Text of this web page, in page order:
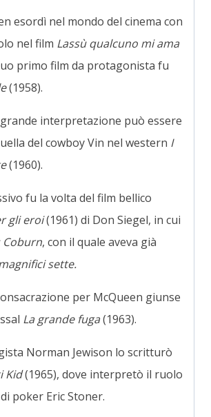
esordì nel mondo del cinema con
nel film Lassù qualcuno mi ama
primo film da protagonista fu
(1958).
interpretazione può essere
del cowboy Vin nel western I
(1960).
fu la volta del film bellico
gli eroi(1961) di Don Siegel, in cui
Coburn, con il quale aveva già
sette.
per McQueen giunse
La grande fuga(1963).
Norman Jewison lo scritturò
Kid(1965), dove interpretò il ruolo
poker Eric Stoner.